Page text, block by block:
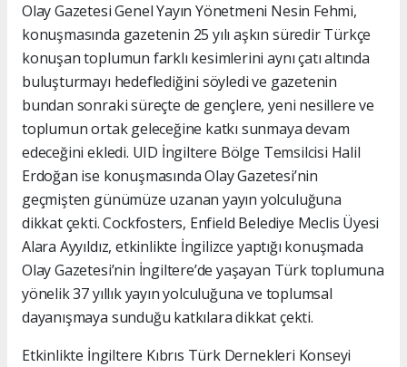
Olay Gazetesi Genel Yayın Yönetmeni Nesin Fehmi,
konuşmasında gazetenin 25 yılı aşkın süredir Türkçe
konuşan toplumun farklı kesimlerini aynı çatı altında
buluşturmayı hedeflediğini söyledi ve gazetenin
bundan sonraki süreçte de gençlere, yeni nesillere ve
toplumun ortak geleceğine katkı sunmaya devam
edeceğini ekledi. UID İngiltere Bölge Temsilcisi Halil
Erdoğan ise konuşmasında Olay Gazetesi’nin
geçmişten günümüze uzanan yayın yolculuğuna
dikkat çekti. Cockfosters, Enfield Belediye Meclis Üyesi
Alara Ayyıldız, etkinlikte İngilizce yaptığı konuşmada
Olay Gazetesi’nin İngiltere’de yaşayan Türk toplumuna
yönelik 37 yıllık yayın yolculuğuna ve toplumsal
dayanışmaya sunduğu katkılara dikkat çekti.
Etkinlikte İngiltere Kıbrıs Türk Dernekleri Konseyi